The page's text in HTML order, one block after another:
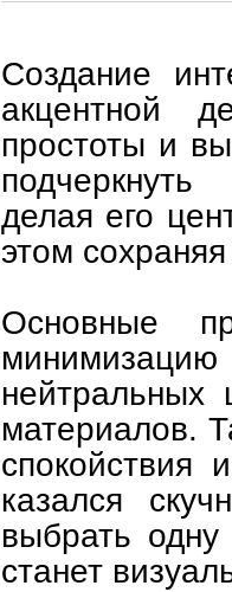
Создание
акцентной
простоты и
делая его
этом
Основные
нейтральных
материалов.
спокойствия
казался
выбрать
станет